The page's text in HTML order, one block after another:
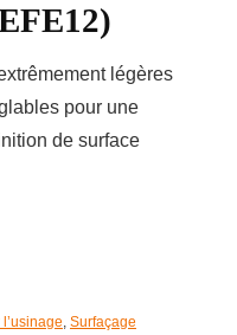
légères
pour une
de surface
, Surfaçage